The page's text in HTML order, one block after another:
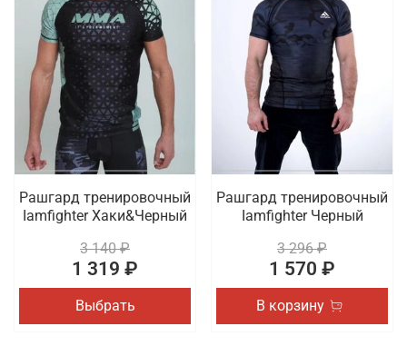
Рашгард тренировочный
Iamfighter Хаки&Черный
3 140 ₽
1 319 ₽
Выбрать
Рашгард тренировочный
Iamfighter Черный
3 296 ₽
1 570 ₽
В корзину